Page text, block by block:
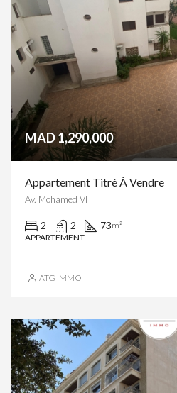
MAD 1,290,000
Appartement Titré À Vendre
Av. Mohamed VI
2 2 73m²
APPARTEMENT
ATG IMMO